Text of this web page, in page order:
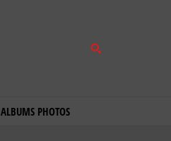
ALBUMS PHOTOS